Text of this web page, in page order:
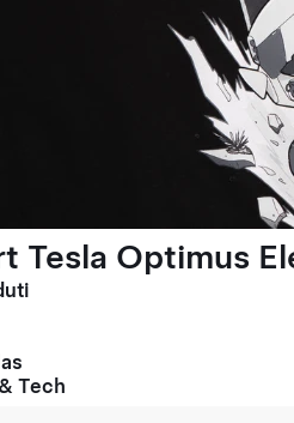
Tesla Optimus
Tech